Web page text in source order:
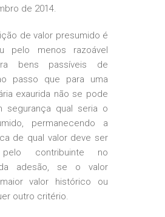
de 2014.
de valor presumido é
pelo menos razoável
bens passíveis de
passo que para uma
exaurida não se pode
segurança qual seria o
permanecendo a
de qual valor deve ser
pelo contribuinte no
adesão, se o valor
valor histórico ou
outro critério.